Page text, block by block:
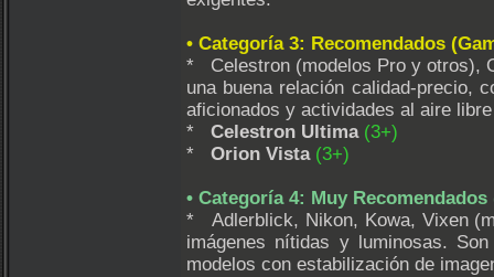
• Categoría 3: Recomendados
* Celestron (modelos Pro y otros),
una buena relación calidad-precio,
aficionados y actividades al aire
* Celestron Ultima (3+)
* Orion Vista (3+)
• Categoría 4: Muy
* Adlerblick, Nikon, Kowa, Vixen
imágenes nítidas y luminosas.
modelos con estabilización de